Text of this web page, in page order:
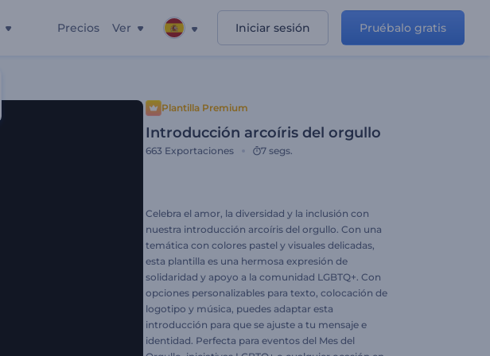
Precios Ver Iniciar sesión Pruébalo gratis
Plantilla Premium
Introducción arcoíris del orgullo
663 Exportaciones 7 segs.
Celebra el amor, la diversidad y la inclusión con
nuestra introducción arcoíris del orgullo. Con una
temática con colores pastel y visuales delicadas,
esta plantilla es una hermosa expresión de
solidaridad y apoyo a la comunidad LGBTQ+. Con
opciones personalizables para texto, colocación de
logotipo y música, puedes adaptar esta
introducción para que se ajuste a tu mensaje e
identidad. Perfecta para eventos del Mes del